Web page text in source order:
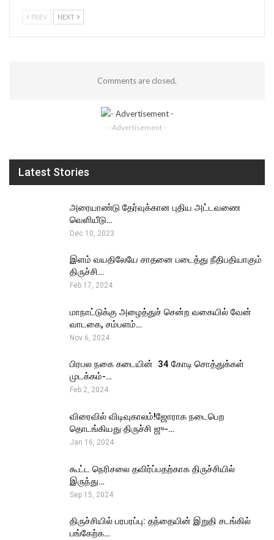
PREV NEXT
Comments are closed.
- Advertisement -
Latest Stories
அரையாண்டு தேர்வுக்கான புதிய அட்டவணை
வெளியீடு…
Dec 10, 2023
இளம் வயதிலேயே சாதனை படைத்து நீதிபதியாகும்
திருச்சி…
Feb 17, 2024
மாநாட்டுக்கு அழைத்துச் சென்ற வகையில் வேன்
வாடகை, சம்பளம்…
Nov 6, 2024
பிரபல நகை கடையின் ₹ 34 கோடி சொத்துக்கள்
முடக்கம்-…
Feb 2, 2024
விரைவில் விடிவுகாலம்!ஜோராக நடைபெற
தொடங்கியது திருச்சி ஜு-…
Jan 16, 2024
கூட்ட நெரிசலை தவிர்ப்பதற்காக திருச்சியில்
இருந்து…
Sep 15, 2024
திருச்சியில் பரபரப்பு: தந்தையின் இறுதி சடங்கில்
பங்கேற்க…